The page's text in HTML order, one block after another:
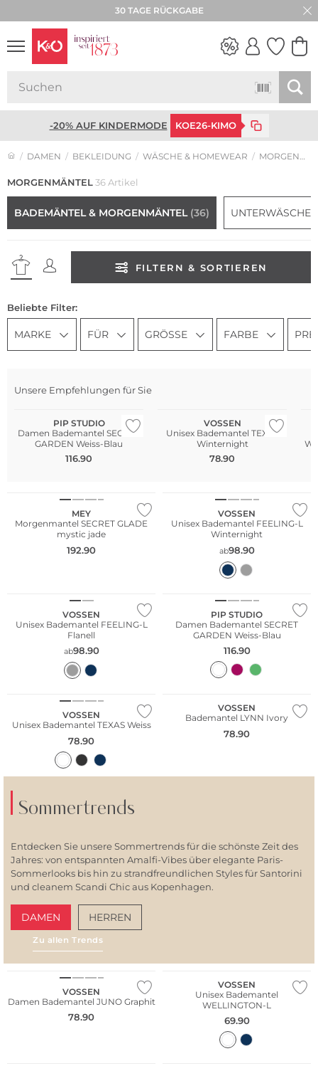
30 TAGE RÜCKGABE
-20% AUF KINDERMODE KOE26-KIMO
DAMEN BEKLEIDUNG WÄSCHE & HOMEWEAR MORGENMÄNTEL
MORGENMÄNTEL36 Artikel
BADEMÄNTEL & MORGENMÄNTEL (36) UNTERWÄSCHE
FILTERN & SORTIEREN
Beliebte Filter:
MARKE FÜR GRÖSSE FARBE
Unsere Empfehlungen für Sie
PIP STUDIO
Damen Bademantel SECRET
GARDEN Weiss-Blau
116.90
VOSSEN
Unisex Bademantel TEXAS
Winternight
78.90
MEY
Morgenmantel SECRET GLADE
mystic jade
192.90
WE ♡ AUSTRIA
VOSSEN
Unisex Bademantel FEELING-L
Winternight
ab98.90
VOSSEN
Unisex Bademantel FEELING-L
Flanell
ab98.90
PIP STUDIO
Damen Bademantel SECRET
GARDEN Weiss-Blau
116.90
VOSSEN
Unisex Bademantel TEXAS Weiss
78.90
WE ♡ AUSTRIA
VOSSEN
Bademantel LYNN Ivory
78.90
Sommertrends
Entdecken Sie unsere Sommertrends für die schönste Zeit des
Jahres: von entspannten Amalfi-Vibes über elegante Paris-
Sommerlooks bis hin zu strandfreundlichen Styles für Santorini
und cleanem Scandi Chic aus Kopenhagen.
DAMEN HERREN
Zu allen Trends
VOSSEN
Damen Bademantel JUNO Graphit
78.90
VOSSEN
Unisex Bademantel
WELLINGTON-L
69.90